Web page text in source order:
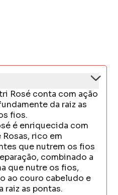
Rosé conta com ação
da raiz as
fios.
é enriquecida com
rico em
que nutrem os fios
combinado a
que nutre os fios,
ao couro cabeludo e
raiz as pontas.